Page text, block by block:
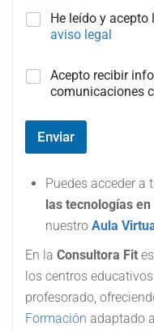
He leído y acepto
aviso legal
C
p
#
a
)
Acepto recibir
comunicaciones
Enviar
Puedes acceder a
las tecnologías
nuestro Aula
En la Consultora Fit
los centros
profesorado,
Formación adaptado